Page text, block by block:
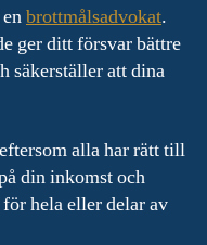
brottmålsadvokat.
ger ditt försvar bättre
säkerställer att dina
alla har rätt till
din inkomst och
hela eller delar av